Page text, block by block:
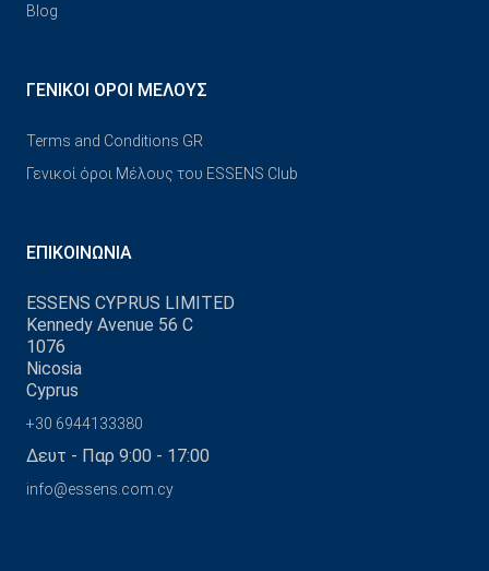
Blog
ΓΕΝΙΚΟΊ ΌΡΟΙ ΜΈΛΟΥΣ
Terms and Conditions GR
Γενικοί όροι Μέλους του ESSENS Club
ΕΠΙΚΟΙΝΩΝΊΑ
ESSENS CYPRUS LIMITED
Kennedy Avenue 56 C
1076
Nicosia
Cyprus
+30 6944133380
Δευτ - Παρ 9:00 - 17:00
info@essens.com.cy